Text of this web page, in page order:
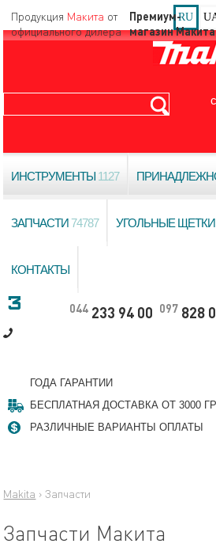
Продукция Макита от
официального дилера
RU
ИНСТРУМЕНТЫ 1127
ЗАПЧАСТИ74787 УГОЛЬНЫЕ
КОНТАКТЫ
044233 94 00 097828
ГОДА ГАРАНТИИ
БЕСПЛАТНАЯ ДОСТАВКА ОТ 3000
РАЗЛИЧНЫЕ ВАРИАНТЫ ОПЛАТЫ
Makita ›Запчасти
Запчасти Макита